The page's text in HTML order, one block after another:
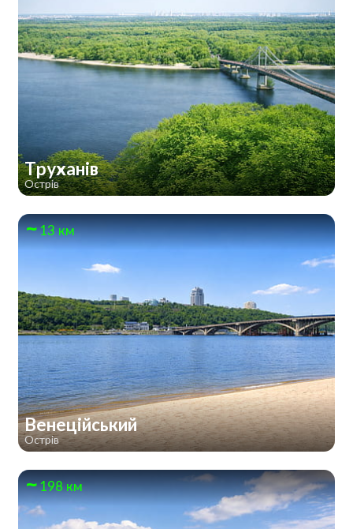
Труханів
Острів
13 км
Венеційський
Острів
198 км